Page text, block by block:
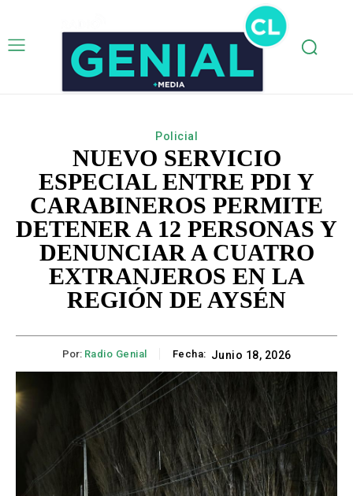
Policial
NUEVO SERVICIO
ESPECIAL ENTRE PDI Y
CARABINEROS PERMITE
DETENER A 12 PERSONAS Y
DENUNCIAR A CUATRO
EXTRANJEROS EN LA
REGIÓN DE AYSÉN
Por: Radio Genial Fecha: Junio 18, 2026